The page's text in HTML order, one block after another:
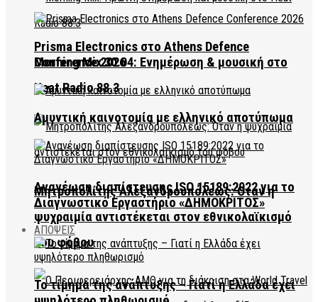
Morning Mix 30.04: Ενημέρωση & μουσική στο
Heat Radio 88.3
Μητροπολίτης Αλεξανδρουπόλεως: Όταν η
ψυχραιμία αντιστέκεται στον εθνικολαϊκισμό
του φόβου
Prisma Electronics στο Athens Defence
Conference 2026
Αμυντική καινοτομία με ελληνικό αποτύπωμα
Ανανέωση διαπίστευσης ISO 15189:2022 για το
Διαγνωστικό Εργαστήριο «ΔΗΜΟΚΡΙΤΟΣ»
ΑΠΟΨΕΙΣ
Το τίμημα της ανάπτυξης – Γιατί η Ελλάδα έχει